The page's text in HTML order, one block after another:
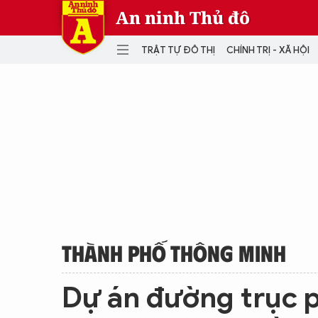
An ninh Thủ đô
TRẬT TỰ ĐÔ THỊ CHÍNH TRỊ - XÃ HỘI
THÀNH PHỐ THÔNG MINH
Dự án đường trục